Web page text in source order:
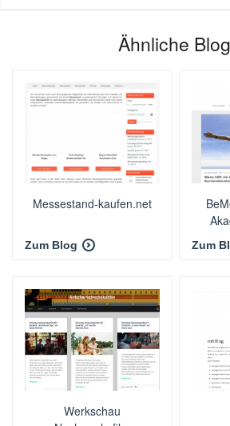
Ähnliche
Messestand-kaufen.net
Zum Blog Zum
Werkschau